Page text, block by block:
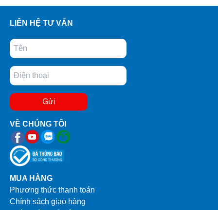
LIÊN HỆ TƯ VẤN
Gửi
VỀ CHÚNG TÔI
MUA HÀNG
Phương thức thanh toán
Chính sách giao hàng